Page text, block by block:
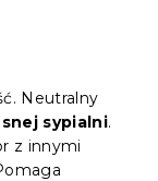
Neutralny
sypialni.
z innymi